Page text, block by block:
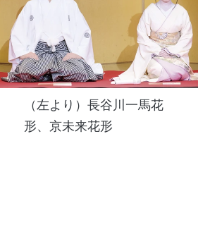
（左より）長谷川一馬花
形、京未来花形